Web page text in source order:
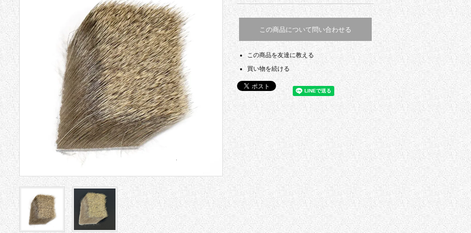
この商品について問い合わせる
この商品を友達に教える
買い物を続ける